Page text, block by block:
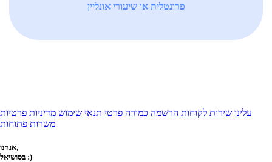
פרונטלית או שיעורי אונליין
עלינו שירות לקוחות הרשמה כמורה פרטי תנאי שימוש מדיניות פרטיות
משרות פתוחות
אנחנו,
בסושיאל :)